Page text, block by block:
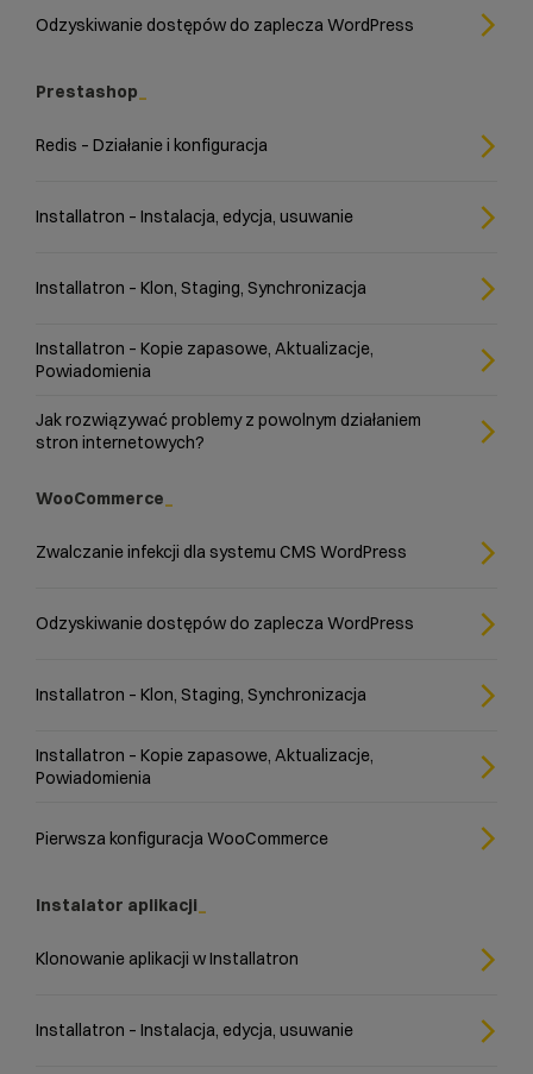
Odzyskiwanie dostępów do zaplecza WordPress
Prestashop
Redis – Działanie i konfiguracja
Installatron – Instalacja, edycja, usuwanie
Installatron – Klon, Staging, Synchronizacja
Installatron – Kopie zapasowe, Aktualizacje,
Powiadomienia
Jak rozwiązywać problemy z powolnym działaniem
stron internetowych?
WooCommerce
Zwalczanie infekcji dla systemu CMS WordPress
Odzyskiwanie dostępów do zaplecza WordPress
Installatron – Klon, Staging, Synchronizacja
Installatron – Kopie zapasowe, Aktualizacje,
Powiadomienia
Pierwsza konfiguracja WooCommerce
Instalator aplikacji
Klonowanie aplikacji w Installatron
Installatron – Instalacja, edycja, usuwanie